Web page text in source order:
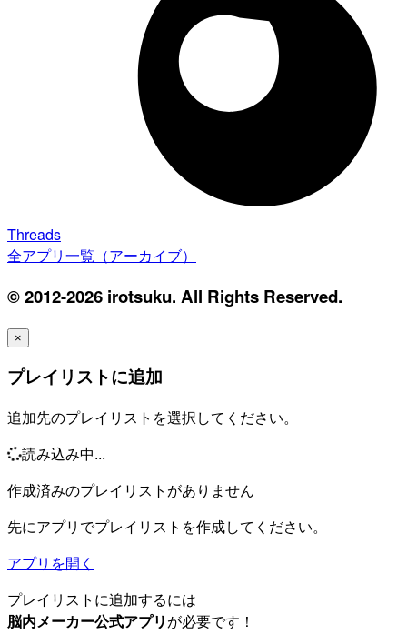
Threads
全アプリ一覧（アーカイブ）
© 2012-2026 irotsuku. All Rights Reserved.
×
プレイリストに追加
追加先のプレイリストを選択してください。
読み込み中...
作成済みのプレイリストがありません
先にアプリでプレイリストを作成してください。
アプリを開く
プレイリストに追加するには
脳内メーカー公式アプリが必要です！